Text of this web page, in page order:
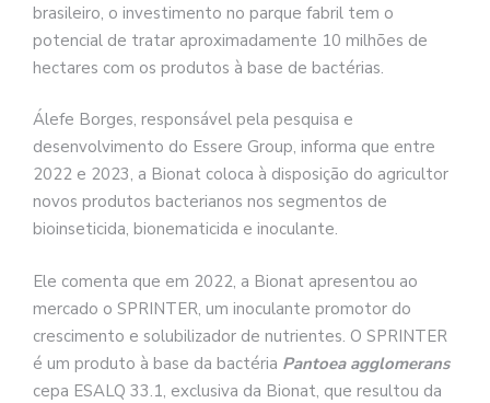
brasileiro, o investimento no parque fabril tem o
potencial de tratar aproximadamente 10 milhões de
hectares com os produtos à base de bactérias.
Álefe Borges, responsável pela pesquisa e
desenvolvimento do Essere Group, informa que entre
2022 e 2023, a Bionat coloca à disposição do agricultor
novos produtos bacterianos nos segmentos de
bioinseticida, bionematicida e inoculante.
Ele comenta que em 2022, a Bionat apresentou ao
mercado o SPRINTER, um inoculante promotor do
crescimento e solubilizador de nutrientes. O SPRINTER
é um produto à base da bactéria Pantoea agglomerans
cepa ESALQ 33.1, exclusiva da Bionat, que resultou da